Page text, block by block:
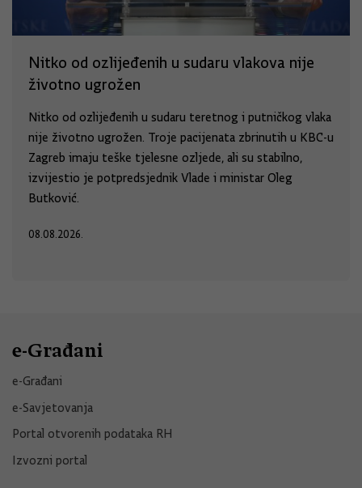
Nitko od ozlijeđenih u sudaru vlakova nije
životno ugrožen
Nitko od ozlijeđenih u sudaru teretnog i putničkog vlaka
nije životno ugrožen. Troje pacijenata zbrinutih u KBC-u
Zagreb imaju teške tjelesne ozljede, ali su stabilno,
izvijestio je potpredsjednik Vlade i ministar Oleg
Butković.
08.08.2026.
e-Građani
e-Građani
e-Savjetovanja
Portal otvorenih podataka RH
Izvozni portal